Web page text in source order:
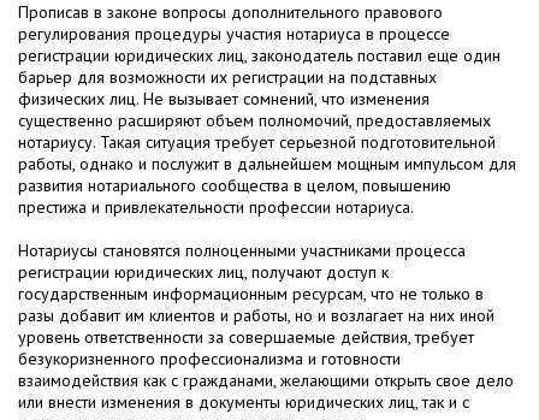
Прописав в законе вопросы дополнительного правового
регулирования процедуры участия нотариуса в процессе
регистрации юридических лиц, законодатель поставил еще один
барьер для возможности их регистрации на подставных
физических лиц. Не вызывает сомнений, что изменения
существенно расширяют объем полномочий, предоставляемых
нотариусу. Такая ситуация требует серьезной подготовительной
работы, однако и послужит в дальнейшем мощным импульсом для
развития нотариального сообщества в целом, повышению
престижа и привлекательности профессии нотариуса.
Нотариусы становятся полноценными участниками процесса
регистрации юридических лиц, получают доступ к
государственным информационным ресурсам, что не только в
разы добавит им клиентов и работы, но и возлагает на них иной
уровень ответственности за совершаемые действия, требует
безукоризненного профессионализма и готовности
взаимодействия как с гражданами, желающими открыть свое дело
или внести изменения в документы юридических лиц, так и с